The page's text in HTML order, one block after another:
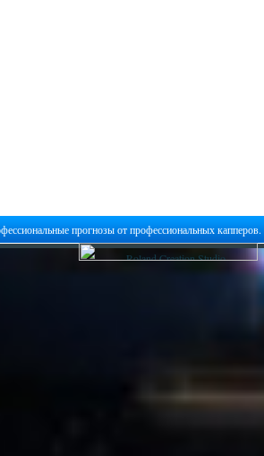
прогнозы от профессиональных